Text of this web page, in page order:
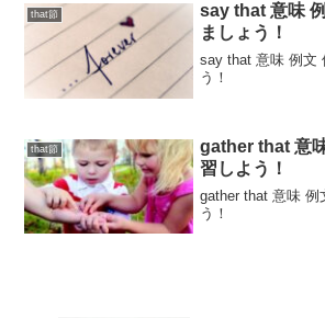
that節
say that 意味
ましょう！
say that 意味 例文
う！
that節
gather that 意
習しよう！
gather that 意味 例
う！